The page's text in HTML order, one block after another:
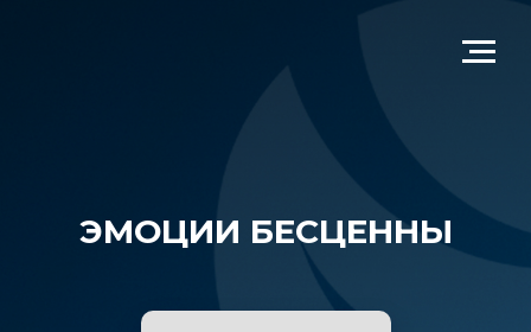
ЭМОЦИИ БЕСЦЕННЫ